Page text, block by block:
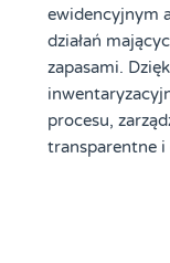
ewidencyjnym
działań
zapasami.
procesu,
transparentne